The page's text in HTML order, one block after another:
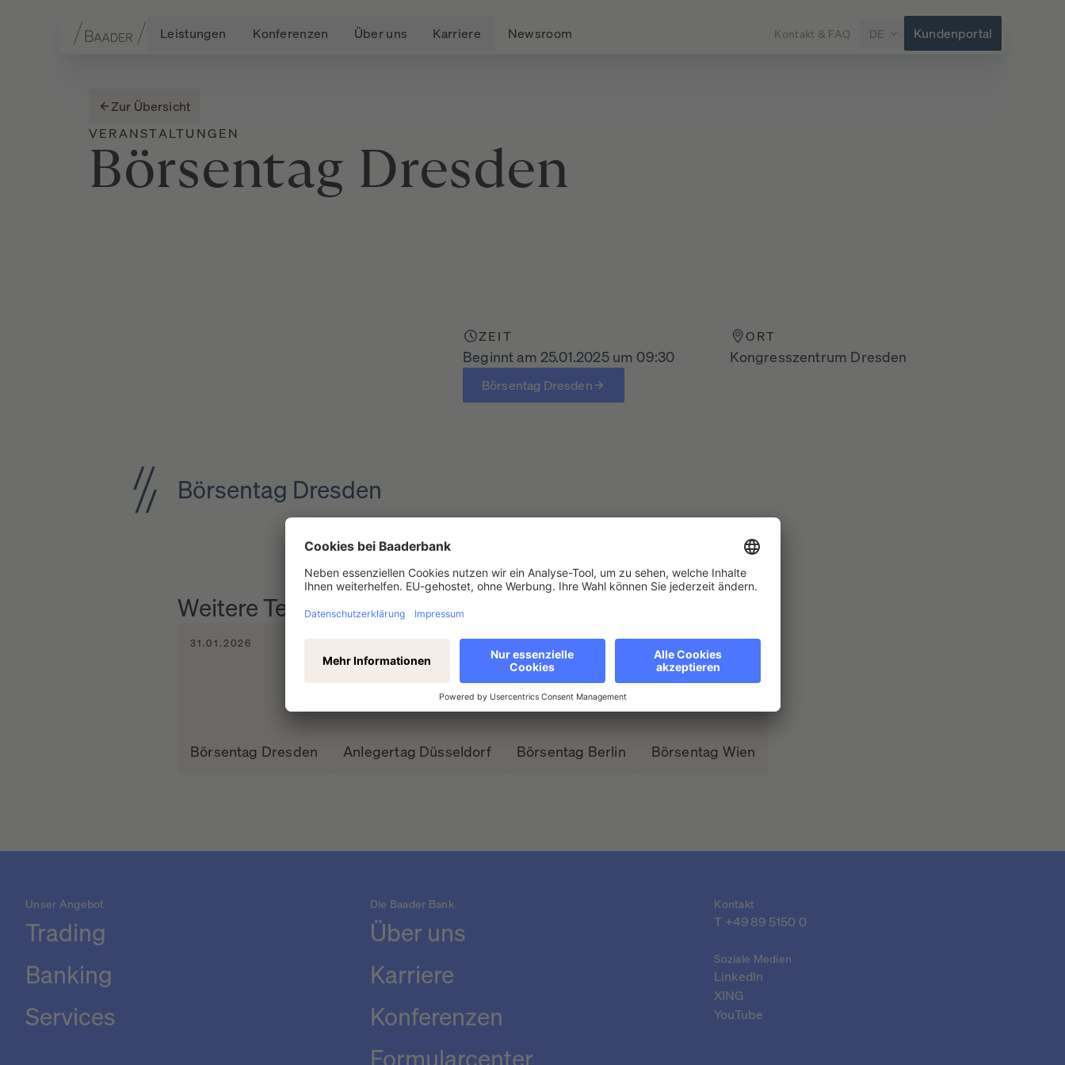
Leistungen Konferenzen Über uns Karriere Newsroom Kontakt & FAQ DE Kundenportal
Zur Übersicht
VERANSTALTUNGEN
Börsentag Dresden
ZEIT
Beginnt am 25.01.2025 um 09:30
ORT
Kongresszentrum Dresden
Börsentag Dresden
Börsentag Dresden
Weitere Termine
31.01.2026
Börsentag Dresden Anlegertag Düsseldorf
10.10.2026
Börsentag Berlin
14.03.2026
Börsentag Wien
Unser Angebot
Trading
Banking
Services
Die Baader Bank
Über uns
Karriere
Konferenzen
Formularcenter
Kontakt
T +49 89 5150 0
Soziale Medien
LinkedIn
XING
YouTube